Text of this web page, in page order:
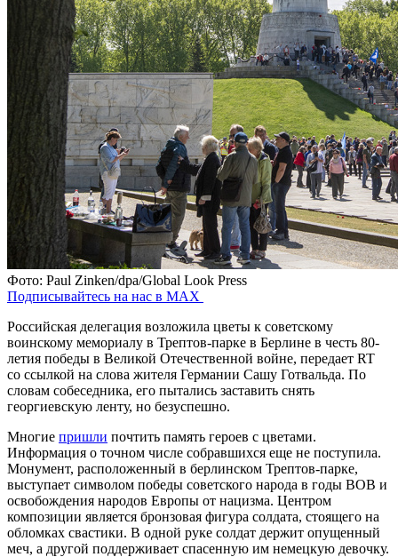
Фото: Paul Zinken/dpa/Global Look Press
Подписывайтесь на нас в MAX
Российская делегация возложила цветы к советскому
воинскому мемориалу в Трептов-парке в Берлине в честь 80-
летия победы в Великой Отечественной войне, передает RT
со ссылкой на слова жителя Германии Сашу Готвальда. По
словам собеседника, его пытались заставить снять
георгиевскую ленту, но безуспешно.
Многие пришли почтить память героев с цветами.
Информация о точном числе собравшихся еще не поступила.
Монумент, расположенный в берлинском Трептов-парке,
выступает символом победы советского народа в годы ВОВ и
освобождения народов Европы от нацизма. Центром
композиции является бронзовая фигура солдата, стоящего на
обломках свастики. В одной руке солдат держит опущенный
меч, а другой поддерживает спасенную им немецкую девочку.